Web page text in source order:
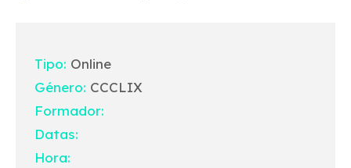
Tipo: Online
Género: CCCLIX
Formador:
Datas:
Hora: